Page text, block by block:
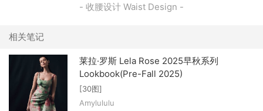
- 收腰设计 Waist Design -
相关笔记
莱拉·罗斯 Lela Rose 2025早秋系列
Lookbook(Pre-Fall 2025)
[30图]
Amylululu